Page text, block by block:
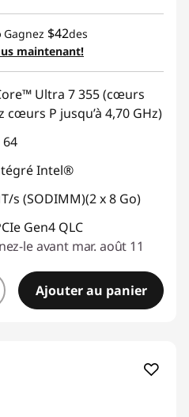
en ligne :
en ligne :
Gagnez $42des
maintenant!
Ultra 7 355 (cœurs
cœurs P jusqu’à 4,70 GHz)
Intel®
s (SODIMM)(2 x 8 Go)
Gen4 QLC
le avant mar. août 11
Ajouter au panier